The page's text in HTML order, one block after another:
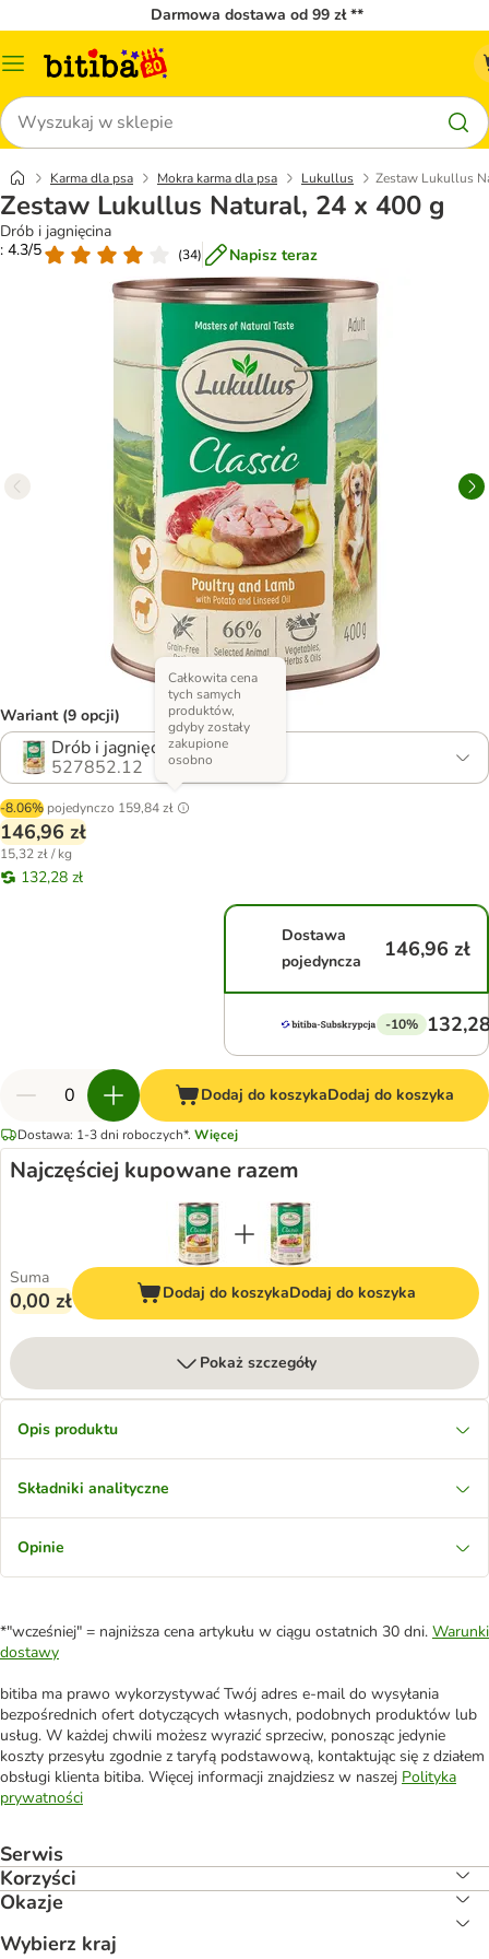
Darmowa dostawa od 99 zł **
Menu
Szukaj
Karma dla psa Mokra karma dla psa Lukullus Zestaw Lukullus
Zestaw Lukullus Natural, 24 x 400 g
Drób i jagnięcina
: 4.3/5
(34) Napisz teraz
Wariant (9 opcji)
Drób i jagnięcina
527852.12
-8.06% pojedynczo 159,84 zł
Całkowita cena
tych samych
produktów,
gdyby zostały
zakupione
osobno
146,96 zł
15,32 zł / kg
132,28 zł
Dostawa
pojedyncza
146,96 zł
-10%
Dodaj do koszykaDodaj do koszyka
Dostawa: 1-3 dni roboczych*. Więcej
Najczęściej kupowane razem
Suma
0,00 zł Dodaj do koszykaDodaj do koszyka
Pokaż szczegóły
Opis produktu
Składniki analityczne
Opinie
*"wcześniej" = najniższa cena artykułu w ciągu ostatnich 30 dni. Warunki
dostawy
bitiba ma prawo wykorzystywać Twój adres e-mail do wysyłania
bezpośrednich ofert dotyczących własnych, podobnych produktów lub
usług. W każdej chwili możesz wyrazić sprzeciw, ponosząc jedynie
koszty przesyłu zgodnie z taryfą podstawową, kontaktując się z działem
obsługi klienta bitiba. Więcej informacji znajdziesz w naszej Polityka
prywatności
Serwis
Korzyści
Okazje
Wybierz kraj